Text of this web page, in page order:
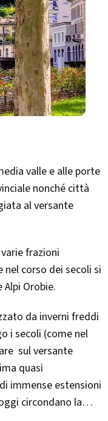
valle e alle porte
nonché città
al versante
frazioni
corso dei secoli si
Alpi Orobie.
da inverni freddi
i secoli (come nel
sul versante
quasi
immense estensioni
circondano la